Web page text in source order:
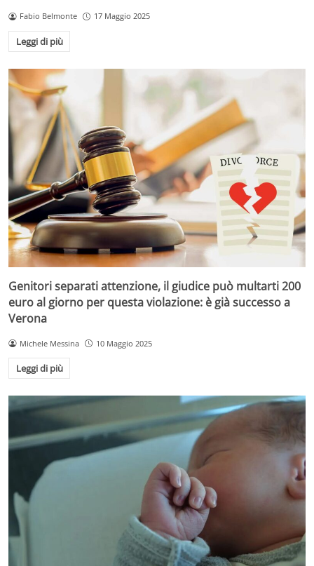
Fabio Belmonte 17 Maggio 2025
Leggi di più
Genitori separati attenzione, il giudice può multarti 200
euro al giorno per questa violazione: è già successo a
Verona
Michele Messina 10 Maggio 2025
Leggi di più